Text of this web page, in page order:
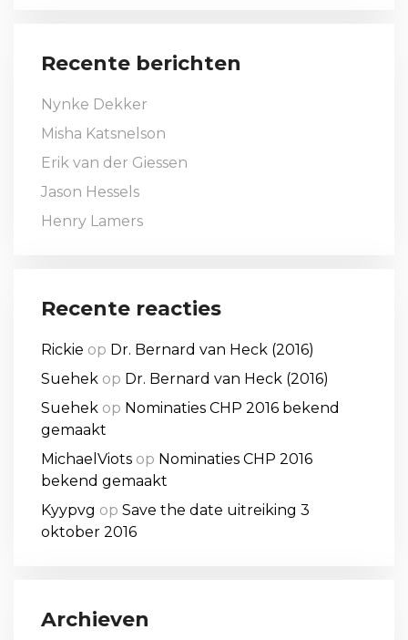
Recente berichten
Nynke Dekker
Misha Katsnelson
Erik van der Giessen
Jason Hessels
Henry Lamers
Recente reacties
Rickie op Dr. Bernard van Heck (2016)
Suehek op Dr. Bernard van Heck (2016)
Suehek op Nominaties CHP 2016 bekend
gemaakt
MichaelViots op Nominaties CHP 2016
bekend gemaakt
Kyypvg op Save the date uitreiking 3
oktober 2016
Archieven